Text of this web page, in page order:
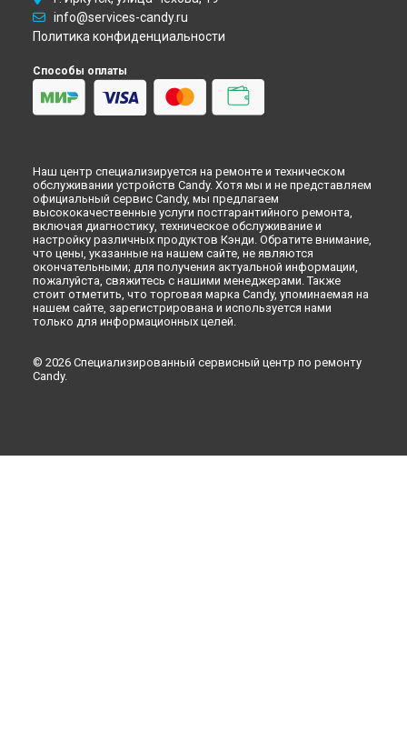
info@services-candy.ru
Политика конфиденциальности
Способы оплаты
Наш центр специализируется на ремонте и техническом
обслуживании устройств Candy. Хотя мы и не представляем
официальный сервис Candy, мы предлагаем
высококачественные услуги постгарантийного ремонта,
включая диагностику, техническое обслуживание и
настройку различных продуктов Кэнди. Обратите внимание,
что цены, указанные на нашем сайте, не являются
окончательными; для получения актуальной информации,
пожалуйста, свяжитесь с нашими менеджерами. Также
стоит отметить, что торговая марка Candy, упоминаемая на
нашем сайте, зарегистрирована и используется нами
только для информационных целей.
© 2026 Специализированный сервисный центр по ремонту
Candy.